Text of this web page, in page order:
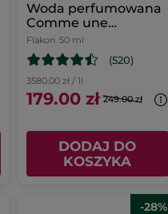
Woda perfumowana
Comme une
Evidence Intense 50
ml
Flakon 50 ml
(520)
3580.00 zł / 1l
179.00 zł 249.00 zł
DODAJ DO
KOSZYKA
-28%